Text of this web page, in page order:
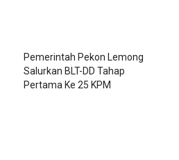
Pemerintah Pekon Lemong
Salurkan BLT-DD Tahap
Pertama Ke 25 KPM